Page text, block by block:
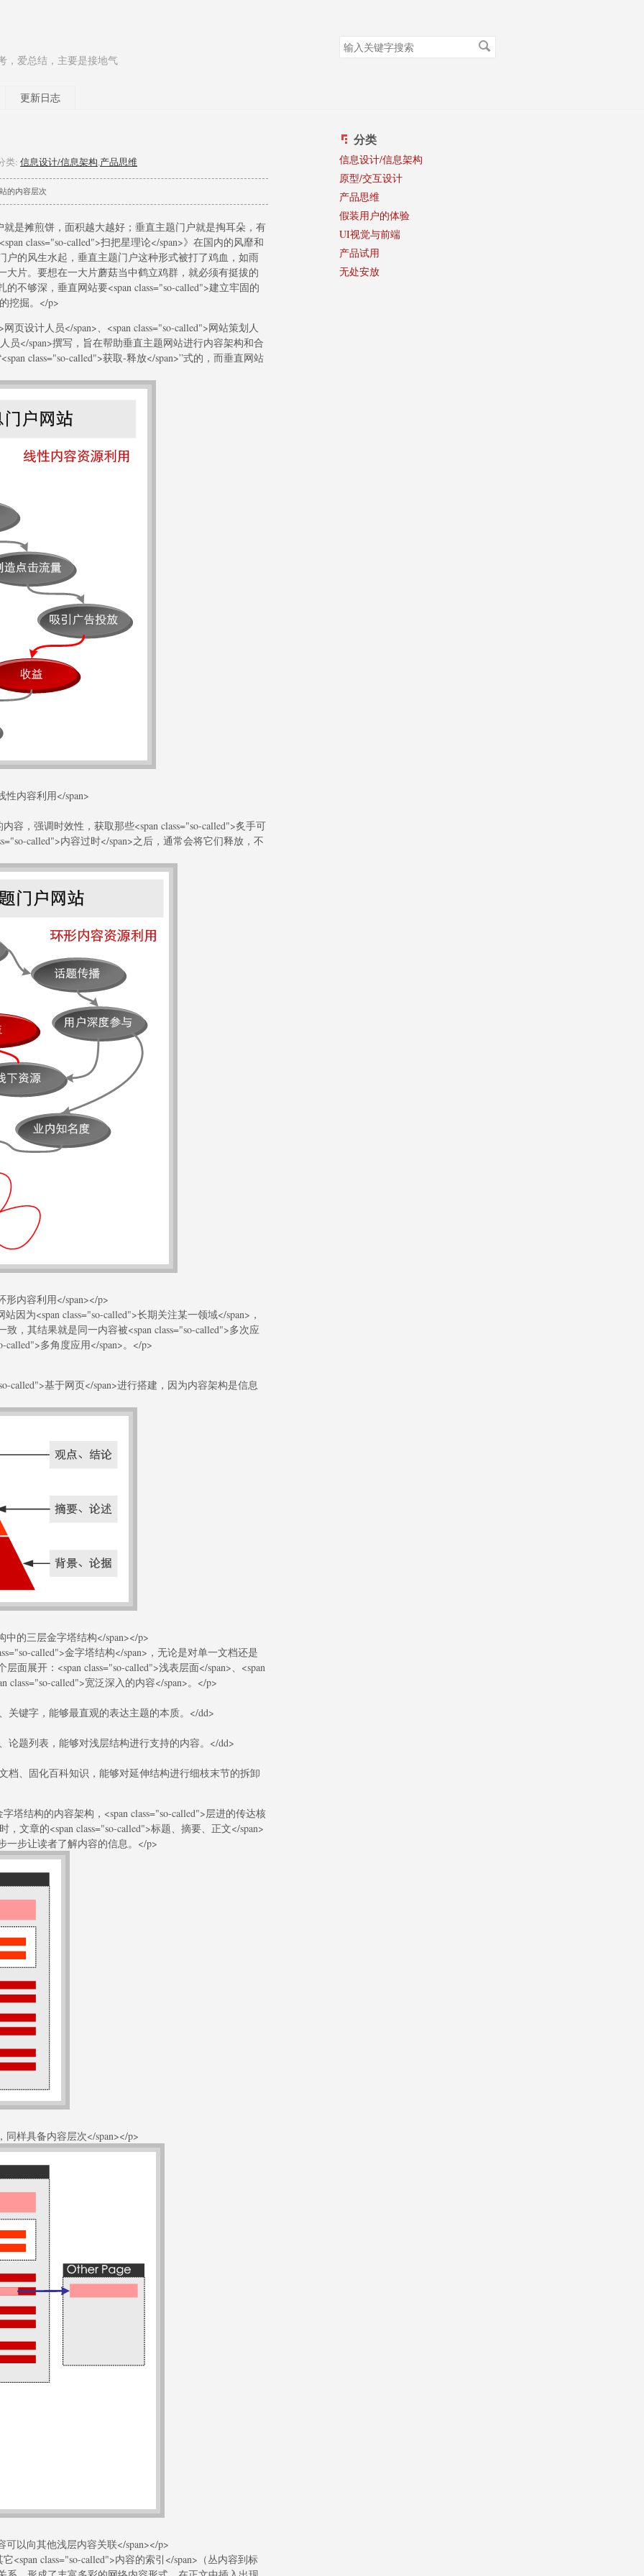
，爱总结，主要是接地气
搜
索
更新日志
类: 信息设计/信息架构,产品思维
的内容层次
就是摊煎饼，面积越大越好；垂直主题门户就是掏耳朵，有
class="so-called">扫把星理论</span>》在国内的风靡和
户的风生水起，垂直主题门户这种形式被打了鸡血，如雨
大片。要想在一大片蘑菇当中鹤立鸡群，就必须有挺拔的
不够深，垂直网站要<span class="so-called">建立牢固的
挖掘。</p>
页设计人员</span>、<span class="so-called">网站策划人
人员</span>撰写，旨在帮助垂直主题网站进行内容架构和合
class="so-called">获取-释放</span>”式的，而垂直网站
性内容利用</span>
容，强调时效性，获取那些<span class="so-called">炙手可
called">内容过时</span>之后，通常会将它们释放，不
形内容利用</span></p>
因为<span class="so-called">长期关注某一领域</span>，
，其结果就是同一内容被<span class="so-called">多次应
called">多角度应用</span>。</p>
called">基于网页</span>进行搭建，因为内容架构是信息
中的三层金字塔结构</span></p>
called">金字塔结构</span>，无论是对单一文档还是
面展开：<span class="so-called">浅表层面</span>、<span
class="so-called">宽泛深入的内容</span>。</p>
关键字，能够最直观的表达主题的本质。</dd>
论题列表，能够对浅层结构进行支持的内容。</dd>
档、固化百科知识，能够对延伸结构进行细枝末节的拆卸
塔结构的内容架构，<span class="so-called">层进的传达核
文章的<span class="so-called">标题、摘要、正文</span>
一步让读者了解内容的信息。</p>
同样具备内容层次</span></p>
可以向其他浅层内容关联</span></p>
<span class="so-called">内容的索引</span>（丛内容到标
分类
信息设计/信息架构
原型/交互设计
产品思维
假装用户的体验
UI视觉与前端
产品试用
无处安放